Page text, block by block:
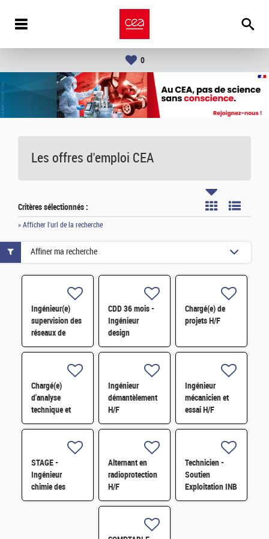
0
Les offres d'emploi CEA
Critères sélectionnés :
» Afficher l'url de la recherche
Ingénieur(e)
supervision des
réseaux de
surveillance H/F
CDD 36 mois -
Ingénieur
design
photonique
Chargé(e) de
projets H/F
Chargé(e)
d'analyse
technique et
financière des
maintenance
électromécanique
H/F
Ingénieur
démantèlement
H/F
Ingénieur
mécanicien et
essai H/F
STAGE -
Ingénieur
chimie des
matériaux -
Alternant en
radioprotection
H/F
Technicien -
Soutien
Exploitation INB
H/F
Affiner ma recherche